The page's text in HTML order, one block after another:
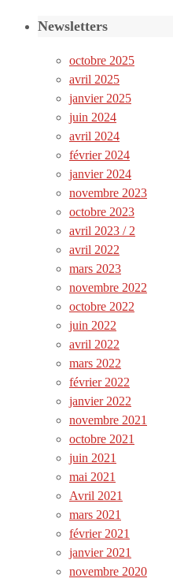
Newsletters
octobre 2025
avril 2025
janvier 2025
juin 2024
avril 2024
février 2024
janvier 2024
novembre 2023
octobre 2023
avril 2023 / 2
avril 2022
mars 2023
novembre 2022
octobre 2022
juin 2022
avril 2022
mars 2022
février 2022
janvier 2022
novembre 2021
octobre 2021
juin 2021
mai 2021
Avril 2021
mars 2021
février 2021
janvier 2021
novembre 2020